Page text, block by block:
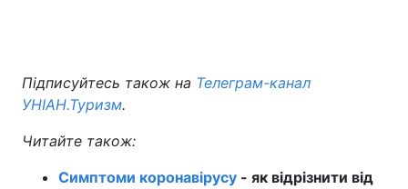
Підписуйтесь також на Телеграм-канал
УНІАН.Туризм.
Читайте також:
Симптоми коронавірусу - як відрізнити від